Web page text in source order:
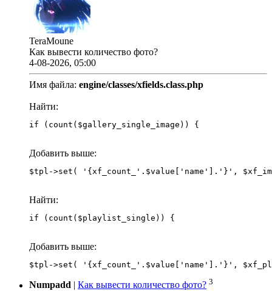
TeraMoune
Как вывести количество фото?
4-08-2026, 05:00
Имя файла: engine/classes/xfields.class.php
Найти:
if (count($gallery_single_image)) {
Добавить выше:
Найти:
if (count($playlist_single)) {
Добавить выше:
Numpadd Как вывести количество фото? 3